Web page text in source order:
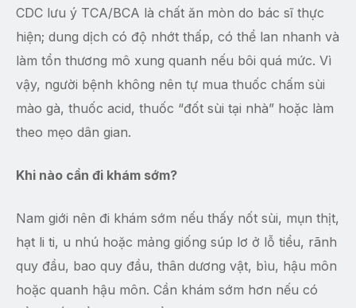
CDC lưu ý TCA/BCA là chất ăn mòn do bác sĩ thực
hiện; dung dịch có độ nhớt thấp, có thể lan nhanh và
làm tổn thương mô xung quanh nếu bôi quá mức. Vì
vậy, người bệnh không nên tự mua thuốc chấm sùi
mào gà, thuốc acid, thuốc “đốt sùi tại nhà” hoặc làm
theo mẹo dân gian.
Khi nào cần đi khám sớm?
Nam giới nên đi khám sớm nếu thấy nốt sùi, mụn thịt,
hạt li ti, u nhú hoặc mảng giống súp lơ ở lỗ tiểu, rãnh
quy đầu, bao quy đầu, thân dương vật, bìu, hậu môn
hoặc quanh hậu môn. Cần khám sớm hơn nếu có